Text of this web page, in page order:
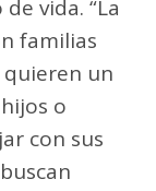
a día les
y se